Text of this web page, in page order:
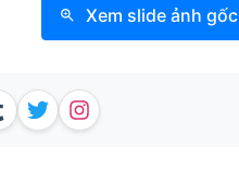
Xem slide ảnh gốc